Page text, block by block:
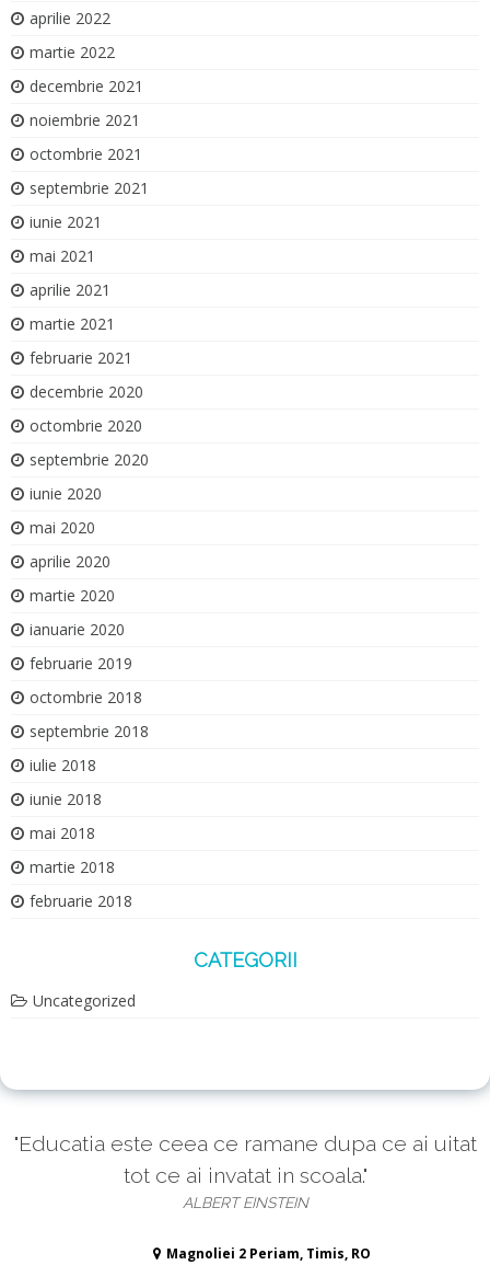
aprilie 2022
martie 2022
decembrie 2021
noiembrie 2021
octombrie 2021
septembrie 2021
iunie 2021
mai 2021
aprilie 2021
martie 2021
februarie 2021
decembrie 2020
octombrie 2020
septembrie 2020
iunie 2020
mai 2020
aprilie 2020
martie 2020
ianuarie 2020
februarie 2019
octombrie 2018
septembrie 2018
iulie 2018
iunie 2018
mai 2018
martie 2018
februarie 2018
CATEGORII
Uncategorized
"Educatia este ceea ce ramane dupa ce ai uitat
tot ce ai invatat in scoala."
ALBERT EINSTEIN
Magnoliei 2 Periam, Timis, RO